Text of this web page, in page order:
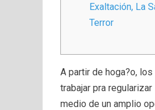
Exaltación, La
Terror
A partir de hoga?o,
trabajar pra
medio de un amplio